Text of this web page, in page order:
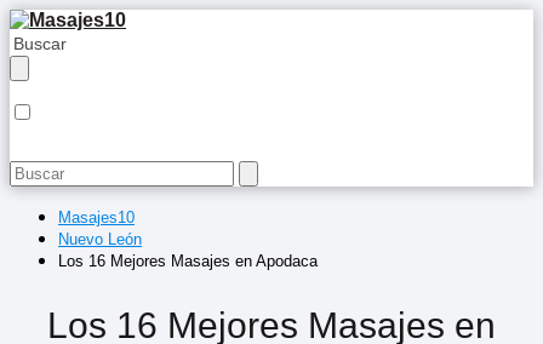
Masajes10
Nuevo León
Los 16 Mejores Masajes en Apodaca
Los 16 Mejores Masajes en